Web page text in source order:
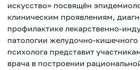
искусство» посвящён
клиническим проявлениям,
профилактике лекарственно-
патологии желудочно-кишечного
психолога представит
врача в построении